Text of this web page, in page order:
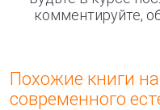
комментируйте,
Похожие книги
современного